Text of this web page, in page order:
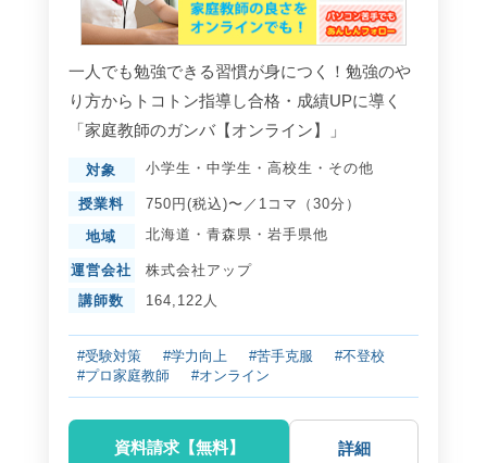
一人でも勉強できる習慣が身につく！勉強のや
り方からトコトン指導し合格・成績UPに導く
「家庭教師のガンバ【オンライン】」
対象 小学生 ・ 中学生 ・ 高校生 ・ その他
授業料 750円(税込)〜／1コマ（30分）
地域 北海道 ・ 青森県 ・ 岩手県他
運営会社
株式会社アップ
講師数
164,122人
#受験対策 #学力向上 #苦手克服
#不登校
#プロ家庭教師
#オンライン
資料請求【無料】 詳細